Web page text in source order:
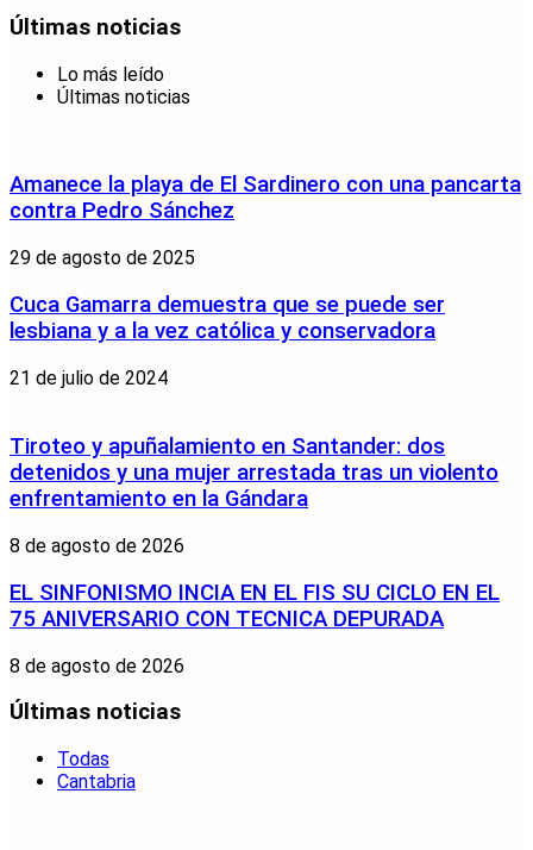
Últimas noticias
Lo más leído
Últimas noticias
Amanece la playa de El Sardinero con una pancarta
contra Pedro Sánchez
29 de agosto de 2025
Cuca Gamarra demuestra que se puede ser
lesbiana y a la vez católica y conservadora
21 de julio de 2024
Tiroteo y apuñalamiento en Santander: dos
detenidos y una mujer arrestada tras un violento
enfrentamiento en la Gándara
8 de agosto de 2026
EL SINFONISMO INCIA EN EL FIS SU CICLO EN EL
75 ANIVERSARIO CON TECNICA DEPURADA
8 de agosto de 2026
Últimas noticias
Todas
Cantabria